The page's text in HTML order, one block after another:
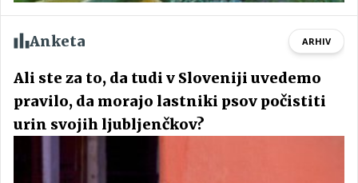
Anketa ARHIV
Ali ste za to, da tudi v Sloveniji uvedemo
pravilo, da morajo lastniki psov počistiti
urin svojih ljubljenčkov?